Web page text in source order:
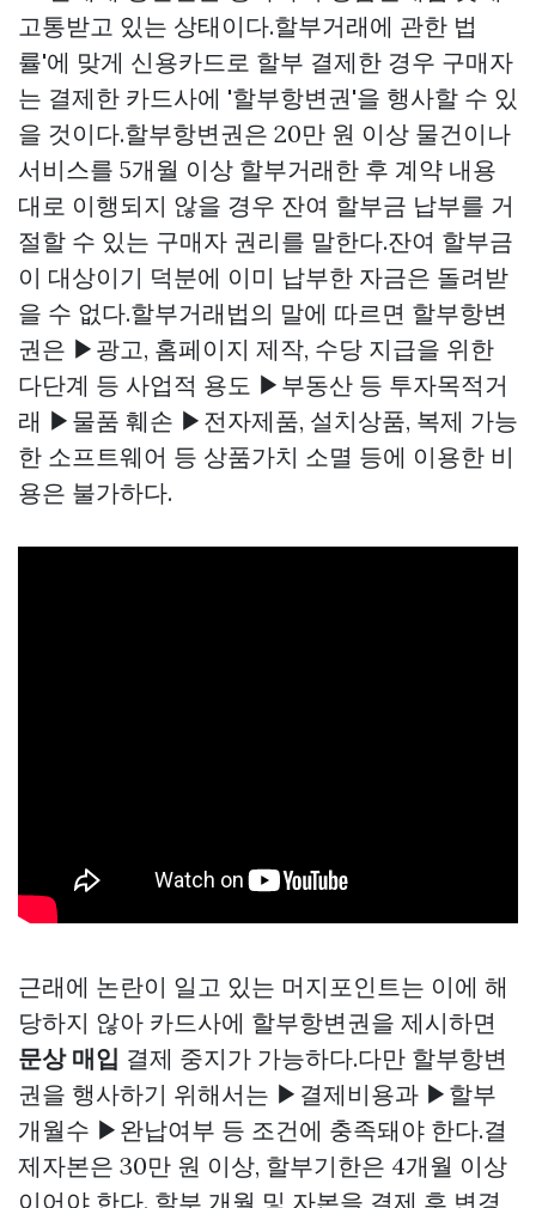
고통받고 있는 상태이다.할부거래에 관한 법
률'에 맞게 신용카드로 할부 결제한 경우 구매자
는 결제한 카드사에 '할부항변권'을 행사할 수 있
을 것이다.할부항변권은 20만 원 이상 물건이나
서비스를 5개월 이상 할부거래한 후 계약 내용
대로 이행되지 않을 경우 잔여 할부금 납부를 거
절할 수 있는 구매자 권리를 말한다.잔여 할부금
이 대상이기 덕분에 이미 납부한 자금은 돌려받
을 수 없다.할부거래법의 말에 따르면 할부항변
권은 ▶광고, 홈페이지 제작, 수당 지급을 위한
다단계 등 사업적 용도 ▶부동산 등 투자목적거
래 ▶물품 훼손 ▶전자제품, 설치상품, 복제 가능
한 소프트웨어 등 상품가치 소멸 등에 이용한 비
용은 불가하다.
근래에 논란이 일고 있는 머지포인트는 이에 해
당하지 않아 카드사에 할부항변권을 제시하면
문상 매입 결제 중지가 가능하다.다만 할부항변
권을 행사하기 위해서는 ▶결제비용과 ▶할부
개월수 ▶완납여부 등 조건에 충족돼야 한다.결
제자본은 30만 원 이상, 할부기한은 4개월 이상
이어야 한다. 할부 개월 및 자본을 결제 후 변경